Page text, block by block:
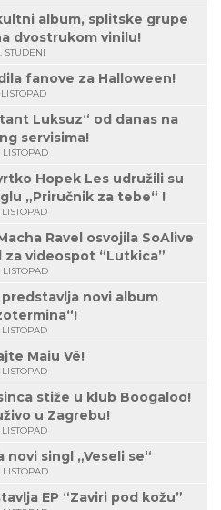
album, splitske grupe
dvostrukom vinilu!
STUDENI
fanove za Halloween!
LISTOPAD
Luksuz“ od danas na
servisima!
LISTOPAD
Hopek Les udružili su
„Priručnik za tebe“ !
LISTOPAD
Ravel osvojila SoAlive
za videospot “Lutkica”
LISTOPAD
novi album
LISTOPAD
Maiu Vë!
LISTOPAD
stiže u klub Boogaloo!
u Zagrebu!
LISTOPAD
singl „Veseli se“
LISTOPAD
EP “Zaviri pod kožu”